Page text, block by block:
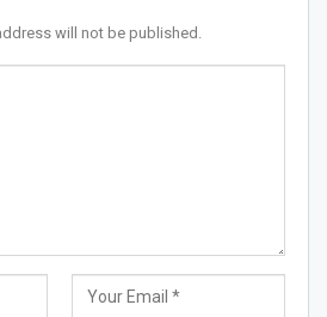
will not be published.